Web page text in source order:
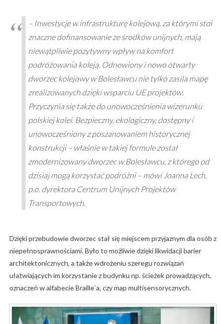
– Inwestycje w infrastrukturę kolejową, za którymi stoi
znaczne dofinansowanie ze środków unijnych, mają
niewątpliwie pozytywny wpływ na komfort
podróżowania koleją. Odnowiony i nowo otwarty
dworzec kolejowy w Bolesławcu nie tylko zasila mapę
zrealizowanych dzięki wsparciu UE projektów.
Przyczynia się także do unowocześnienia wizerunku
polskiej kolei. Bezpieczny, ekologiczny, dostępny i
unowocześniony z poszanowaniem historycznej
konstrukcji – właśnie w takiej formule został
zmodernizowany dworzec w Bolesławcu, z którego od
dzisiaj mogą korzystać podróżni – mówi Joanna Lech,
p.o. dyrektora Centrum Unijnych Projektów
Transportowych.
Dzięki przebudowie dworzec stał się miejscem przyjaznym dla osób z
niepełnosprawnościami. Było to możliwie dzięki likwidacji barier
architektonicznych, a także wdrożeniu szeregu rozwiązań
ułatwiających im korzystanie z budynku np. ścieżek prowadzących,
oznaczeń w alfabecie Braille`a, czy map multisensorycznych.